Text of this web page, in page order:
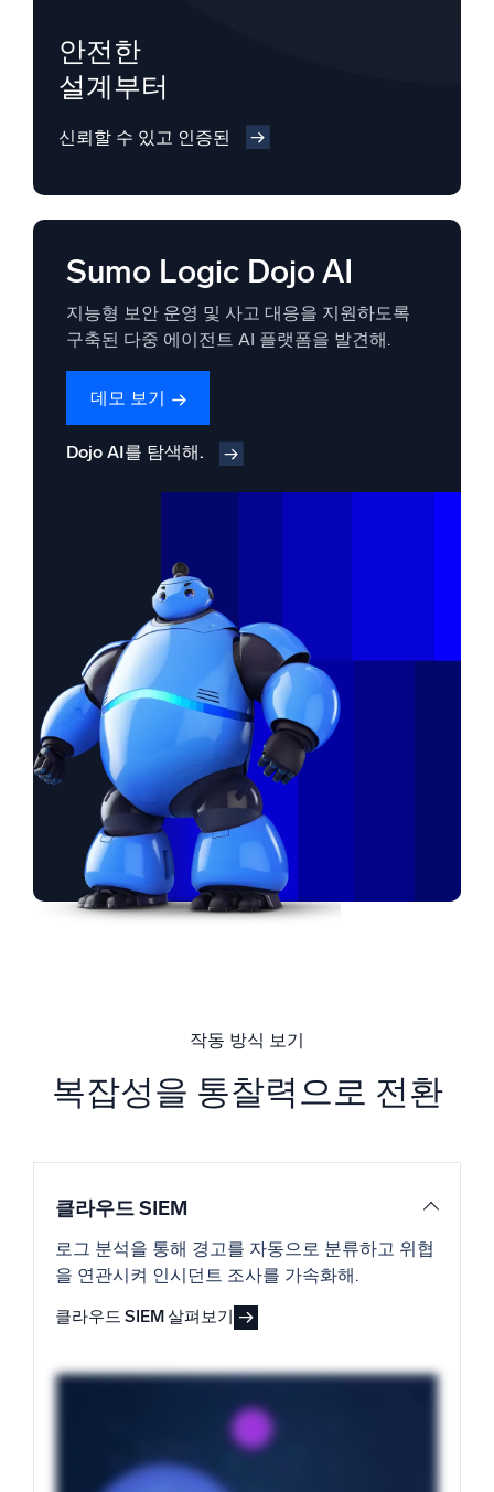
안전한
설계부터
신뢰할 수 있고 인증된
Sumo Logic Dojo AI
지능형 보안 운영 및 사고 대응을 지원하도록
구축된 다중 에이전트 AI 플랫폼을 발견해.
데모 보기
Dojo AI를 탐색해.
작동 방식 보기
복잡성을 통찰력으로 전환
클라우드 SIEM
로그 분석을 통해 경고를 자동으로 분류하고 위협
을 연관시켜 인시던트 조사를 가속화해.
클라우드 SIEM 살펴보기